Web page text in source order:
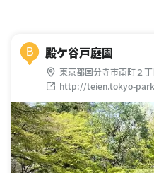
B 殿ケ谷戸庭園
東京都国分寺市南町２丁
http://teien.tokyo-